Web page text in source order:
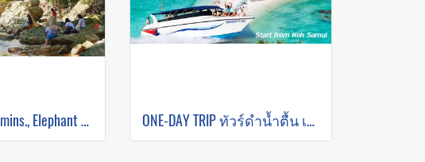
ATV Ride for 20 mins., Elephant Trekking 30 mins. & Waterfall ONE-DAY TRIP ทัวร์ดำน้ำตื้น เกาะนางยวน โดย สปีดโบ๊ท (เกาะสมุย)